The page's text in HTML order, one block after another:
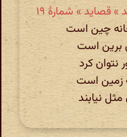
قصاید » شمارهٔ ۱۹
چین است
برین است
کرد
زمین است
نیابند